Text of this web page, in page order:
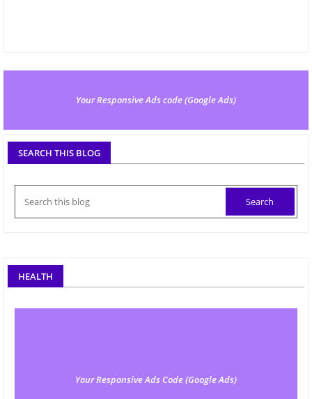
Your Responsive Ads code (Google Ads)
SEARCH THIS BLOG
HEALTH
Your Responsive Ads Code (Google Ads)